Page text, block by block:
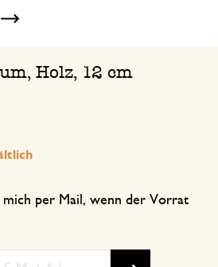
Holz, 12 cm
per Mail, wenn der Vorrat